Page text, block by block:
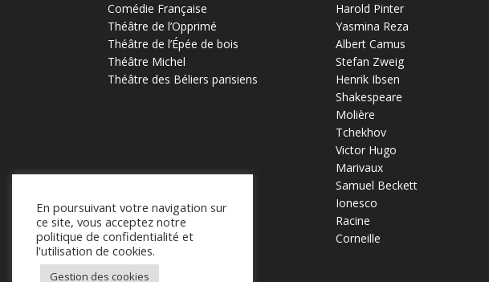
Comédie Française
Théâtre de l’Opprimé
Théâtre de l’Épée de bois
Théâtre Michel
Théâtre des Béliers parisiens
Harold Pinter
Yasmina Reza
Albert Camus
Stefan Zweig
Henrik Ibsen
Shakespeare
Molière
Tchekhov
Victor Hugo
Marivaux
Samuel Beckett
Ionesco
Racine
Corneille
En poursuivant votre navigation sur
ce site, vous acceptez notre
politique de confidentialité et
l'utilisation de cookies.
Gestion des cookies